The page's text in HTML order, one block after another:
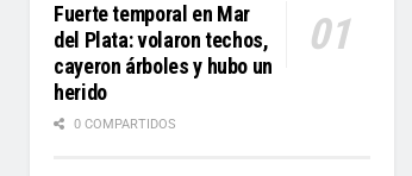
Fuerte temporal en Mar
del Plata: volaron techos,
cayeron árboles y hubo un
herido
0 COMPARTIDOS